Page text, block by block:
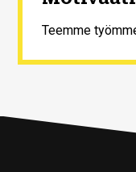
Teemme